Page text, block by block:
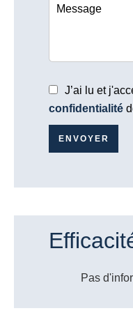
J’ai lu et
confidentialité
ENVOYER
Pas